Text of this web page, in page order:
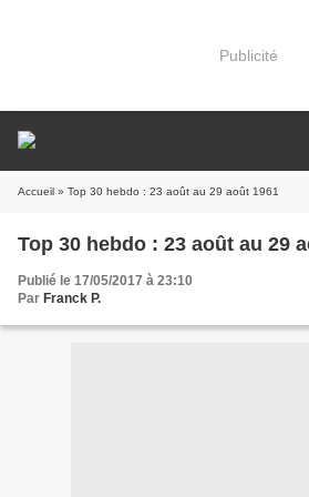
Publicité
Accueil » Top 30 hebdo : 23 août au 29 août 1961
Top 30 hebdo : 23 août au 29
Publié le 17/05/2017 à 23:10
Par Franck P.